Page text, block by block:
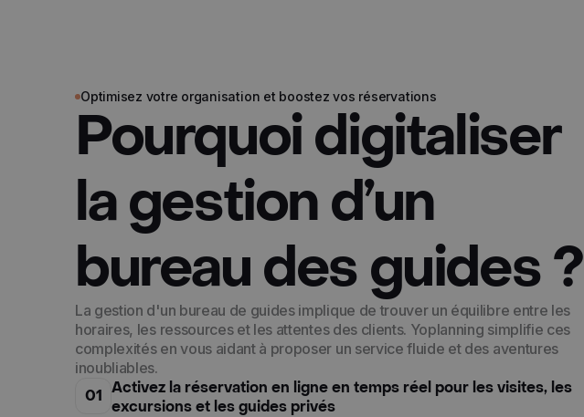
Optimisez votre organisation et boostez vos réservations
Pourquoi digitaliser
la gestion d’un
bureau des guides ?
La gestion d'un bureau de guides implique de trouver un équilibre entre les
horaires, les ressources et les attentes des clients. Yoplanning simplifie ces
complexités en vous aidant à proposer un service fluide et des aventures
inoubliables.
01 Activez la réservation en ligne en temps réel pour les visites, les
excursions et les guides privés